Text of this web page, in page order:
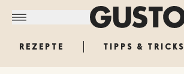
REZEPTE TIPPS & TRICKS